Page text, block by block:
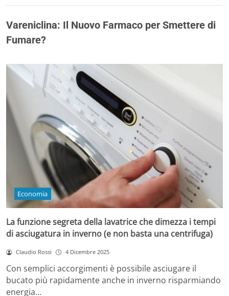
Vareniclina: Il Nuovo Farmaco per Smettere di
Fumare?
Economia
La funzione segreta della lavatrice che dimezza i tempi
di asciugatura in inverno (e non basta una centrifuga)
Claudio Rossi 4 Dicembre 2025
Con semplici accorgimenti è possibile asciugare il
bucato più rapidamente anche in inverno risparmiando
energia…